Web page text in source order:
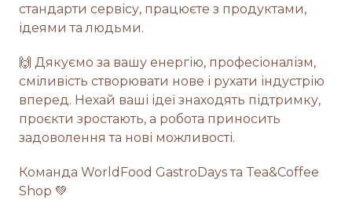
стандарти сервісу, працюєте з продуктами,
ідеями та людьми.
🙌 Дякуємо за вашу енергію, професіоналізм,
сміливість створювати нове і рухати індустрію
вперед. Нехай ваші ідеї знаходять підтримку,
проєкти зростають, а робота приносить
задоволення та нові можливості.
Команда WorldFood GastroDays та Tea&Coffee
Shop 💚